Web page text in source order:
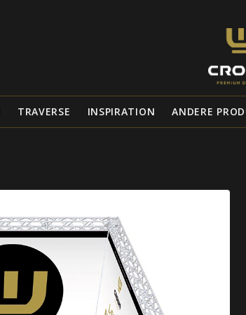
TRAVERSE INSPIRATION ANDERE